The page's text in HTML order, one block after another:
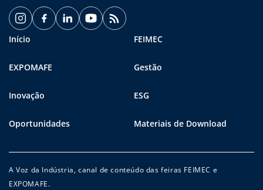
Início FEIMEC
EXPOMAFE Gestão
Inovação ESG
Oportunidades Materiais de Download
A Voz da Indústria, canal de conteúdo das feiras FEIMEC e
EXPOMAFE.